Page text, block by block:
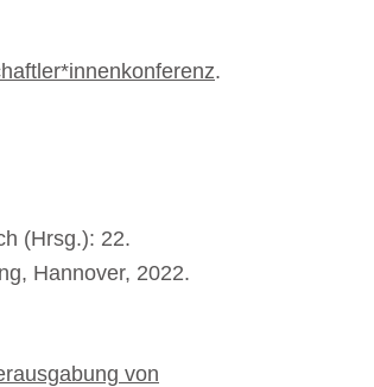
.
(Hrsg.): 22.
Hannover, 2022.
von